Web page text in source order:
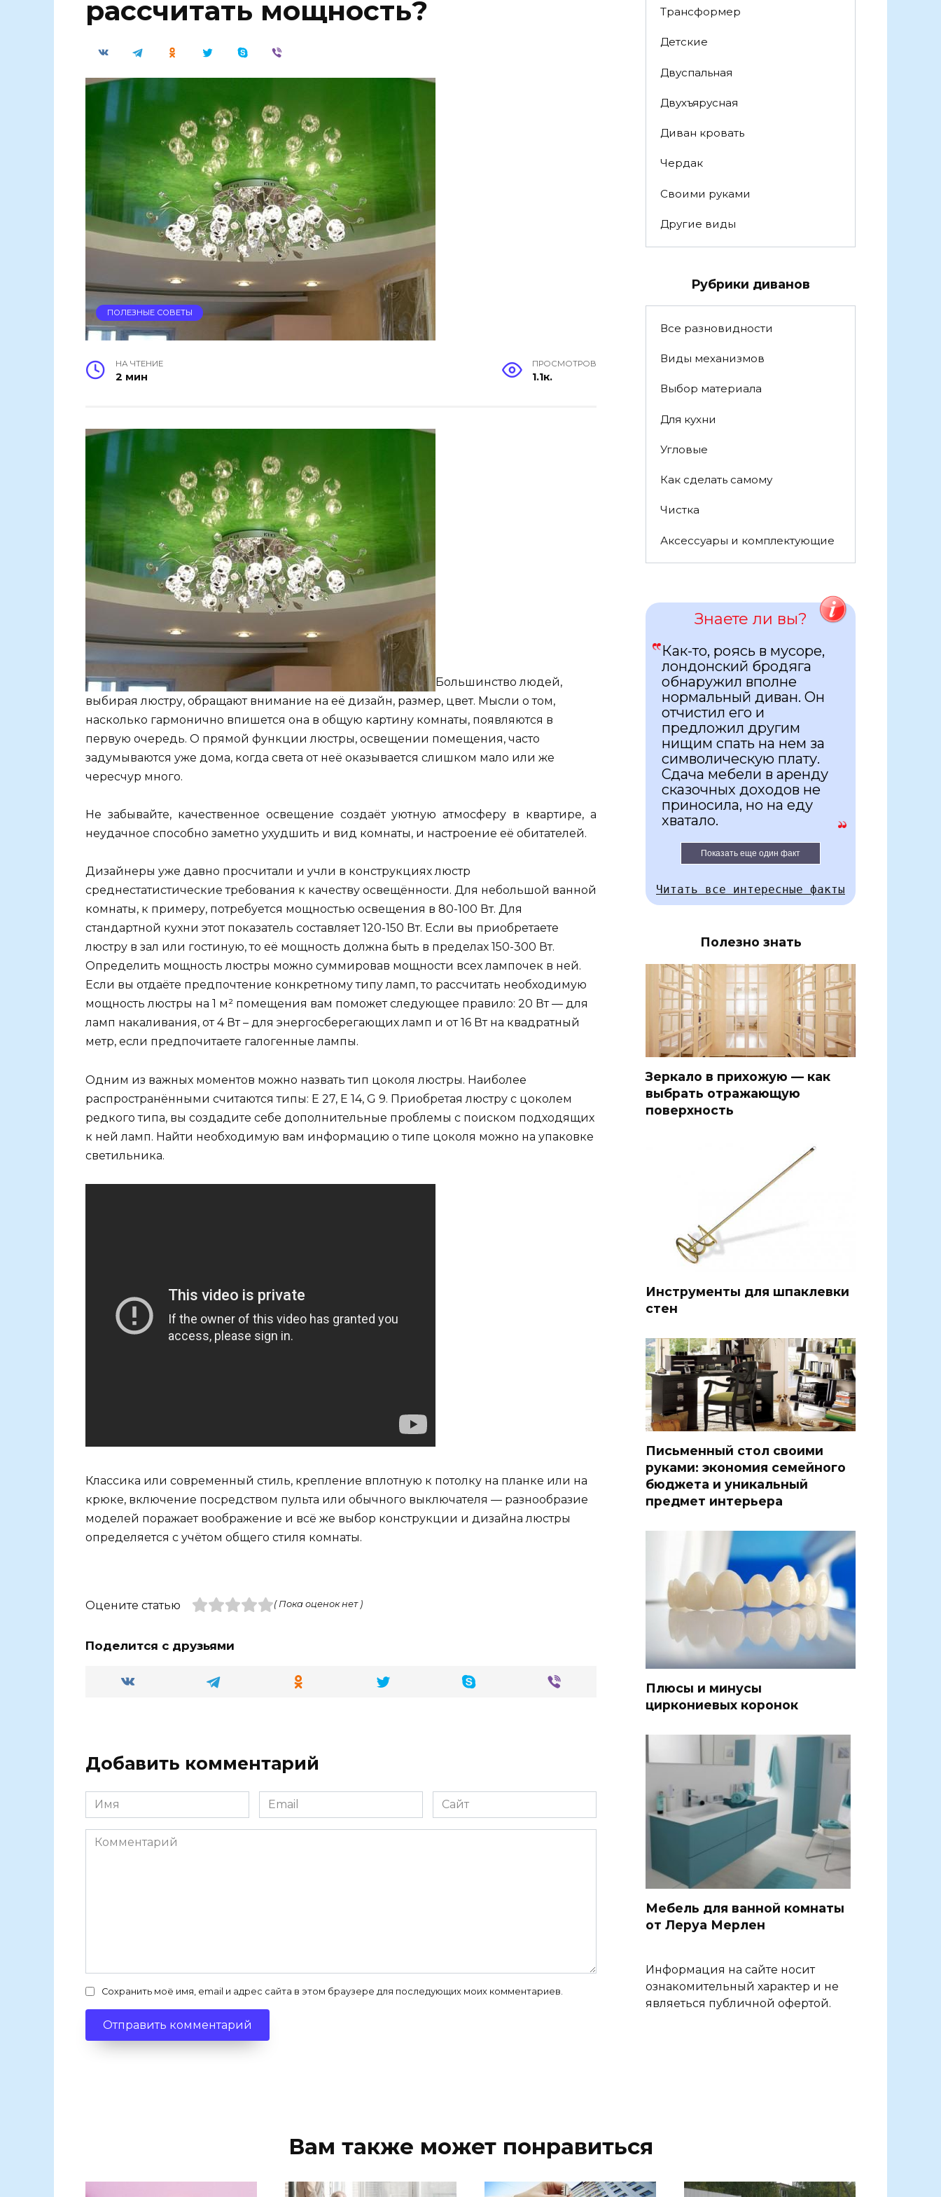
рассчитать мощность?
ПОЛЕЗНЫЕ СОВЕТЫ
НА ЧТЕНИЕ
2 мин
ПРОСМОТРОВ
1.1к.
Большинство людей,
выбирая люстру, обращают внимание на её дизайн, размер, цвет. Мысли о том,
насколько гармонично впишется она в общую картину комнаты, появляются в
первую очередь. О прямой функции люстры, освещении помещения, часто
задумываются уже дома, когда света от неё оказывается слишком мало или же
чересчур много.
Не забывайте, качественное освещение создаёт уютную атмосферу в квартире, а
неудачное способно заметно ухудшить и вид комнаты, и настроение её обитателей.
Дизайнеры уже давно просчитали и учли в конструкциях люстр
среднестатистические требования к качеству освещённости. Для небольшой ванной
комнаты, к примеру, потребуется мощностью освещения в 80-100 Вт. Для
стандартной кухни этот показатель составляет 120-150 Вт. Если вы приобретаете
люстру в зал или гостиную, то её мощность должна быть в пределах 150-300 Вт.
Определить мощность люстры можно суммировав мощности всех лампочек в ней.
Если вы отдаёте предпочтение конкретному типу ламп, то рассчитать необходимую
мощность люстры на 1 м² помещения вам поможет следующее правило: 20 Вт — для
ламп накаливания, от 4 Вт – для энергосберегающих ламп и от 16 Вт на квадратный
метр, если предпочитаете галогенные лампы.
Одним из важных моментов можно назвать тип цоколя люстры. Наиболее
распространёнными считаются типы: Е 27, Е 14, G 9. Приобретая люстру с цоколем
редкого типа, вы создадите себе дополнительные проблемы с поиском подходящих
к ней ламп. Найти необходимую вам информацию о типе цоколя можно на упаковке
светильника.
Классика или современный стиль, крепление вплотную к потолку на планке или на
крюке, включение посредством пульта или обычного выключателя — разнообразие
моделей поражает воображение и всё же выбор конструкции и дизайна люстры
определяется с учётом общего стиля комнаты.
Оцените статью ( Пока оценок нет )
Поделится с друзьями
Добавить комментарий
Имя Email Сайт
Комментарий
Сохранить моё имя, email и адрес сайта в этом браузере для последующих моих комментариев.
Трансформер
Детские
Двуспальная
Двухъярусная
Диван кровать
Чердак
Своими руками
Другие виды
Рубрики диванов
Все разновидности
Виды механизмов
Выбор материала
Для кухни
Угловые
Как сделать самому
Чистка
Аксессуары и комплектующие
Знаете ли вы?
Как-то, роясь в мусоре,
лондонский бродяга
обнаружил вполне
нормальный диван. Он
отчистил его и
предложил другим
нищим спать на нем за
символическую плату.
Сдача мебели в аренду
сказочных доходов не
приносила, но на еду
хватало.
Показать еще один факт
Читать все интересные факты
Полезно знать
Зеркало в прихожую — как
выбрать отражающую
поверхность
Инструменты для шпаклевки
стен
Письменный стол своими
руками: экономия семейного
бюджета и уникальный
предмет интерьера
Плюсы и минусы
циркониевых коронок
Мебель для ванной комнаты
от Леруа Мерлен
Информация на сайте носит
ознакомительный характер и не
являеться публичной офертой.
Вам также может понравиться